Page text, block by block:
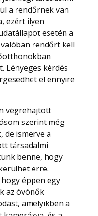
a rendőrnek van
ezért ilyen
esetén a
rendőrt kell
Lényeges kérdés
el ennyire
végrehajtott
szerint még
de ismerve a
társadalmi
benne, hogy
erre.
éppen egy
az óvónők
amelyikben a